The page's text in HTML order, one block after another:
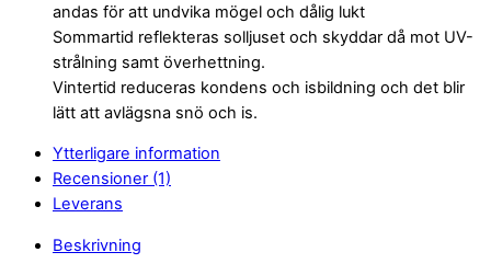
andas för att undvika mögel och dålig lukt
Sommartid reflekteras solljuset och skyddar då mot UV-
strålning samt överhettning.
Vintertid reduceras kondens och isbildning och det blir
lätt att avlägsna snö och is.
Ytterligare information
Recensioner (1)
Leverans
Beskrivning